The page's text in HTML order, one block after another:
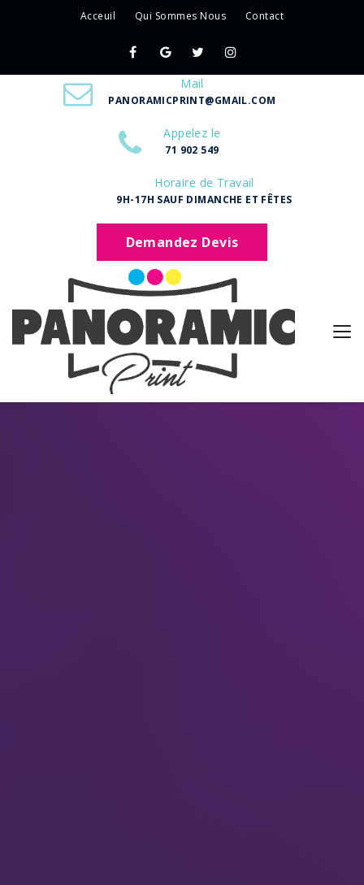
Acceuil Qui Sommes Nous Contact
Mail
PANORAMICPRINT@GMAIL.COM
Appelez le
71 902 549
Horaire de Travail
9H-17H SAUF DIMANCHE ET FÊTES
Demandez Devis